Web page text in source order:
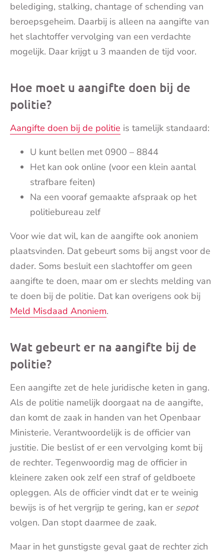
belediging, stalking, chantage of schending van
beroepsgeheim. Daarbij is alleen na aangifte van
het slachtoffer vervolging van een verdachte
mogelijk. Daar krijgt u 3 maanden de tijd voor.
Hoe moet u aangifte doen bij de
politie?
Aangifte doen bij de politie is tamelijk standaard:
U kunt bellen met 0900 – 8844
Het kan ook online (voor een klein aantal
strafbare feiten)
Na een vooraf gemaakte afspraak op het
politiebureau zelf
Voor wie dat wil, kan de aangifte ook anoniem
plaatsvinden. Dat gebeurt soms bij angst voor de
dader. Soms besluit een slachtoffer om geen
aangifte te doen, maar om er slechts melding van
te doen bij de politie. Dat kan overigens ook bij
Meld Misdaad Anoniem.
Wat gebeurt er na aangifte bij de
politie?
Een aangifte zet de hele juridische keten in gang.
Als de politie namelijk doorgaat na de aangifte,
dan komt de zaak in handen van het Openbaar
Ministerie. Verantwoordelijk is de officier van
justitie. Die beslist of er een vervolging komt bij
de rechter. Tegenwoordig mag de officier in
kleinere zaken ook zelf een straf of geldboete
opleggen. Als de officier vindt dat er te weinig
bewijs is of het vergrijp te gering, kan er sepot
volgen. Dan stopt daarmee de zaak.
Maar in het gunstigste geval gaat de rechter zich